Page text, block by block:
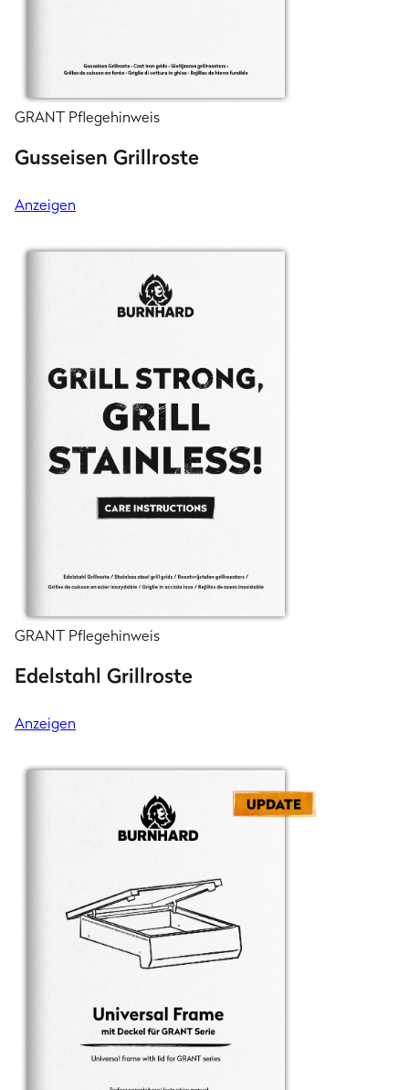
GRANT Pflegehinweis
Gusseisen Grillroste
Anzeigen
GRANT Pflegehinweis
Edelstahl Grillroste
Anzeigen